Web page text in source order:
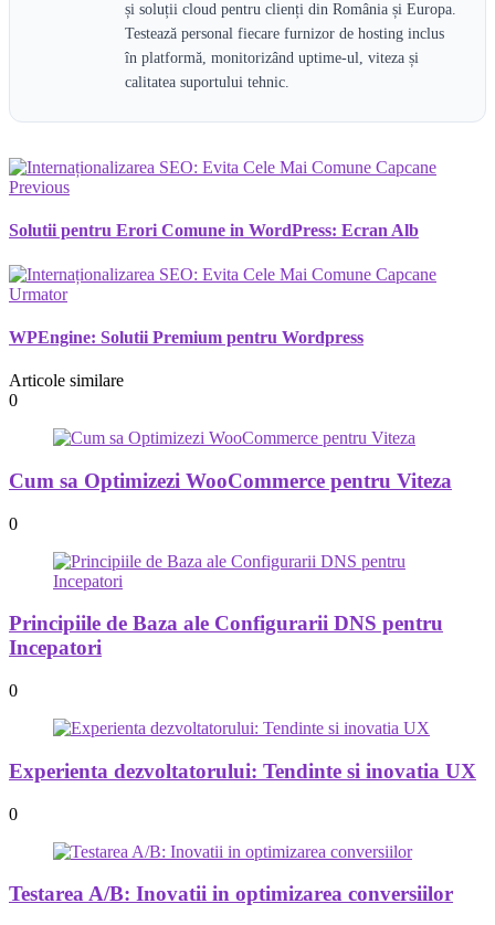
și soluții cloud pentru clienți din România și Europa.
Testează personal fiecare furnizor de hosting inclus
în platformă, monitorizând uptime-ul, viteza și
calitatea suportului tehnic.
Previous
Solutii pentru Erori Comune in WordPress: Ecran Alb
Urmator
WPEngine: Solutii Premium pentru Wordpress
Articole similare
0
Cum sa Optimizezi WooCommerce pentru Viteza
0
Principiile de Baza ale Configurarii DNS pentru
Incepatori
0
Experienta dezvoltatorului: Tendinte si inovatia UX
0
Testarea A/B: Inovatii in optimizarea conversiilor